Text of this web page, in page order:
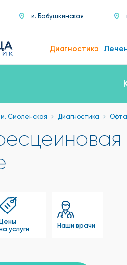
м. Бабушкинская
Диагностика
м. Смоленская Диагностика
Цены
на услуги
Наши врачи